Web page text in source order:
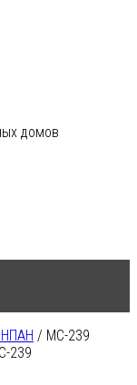
домов
/ МС-239
239